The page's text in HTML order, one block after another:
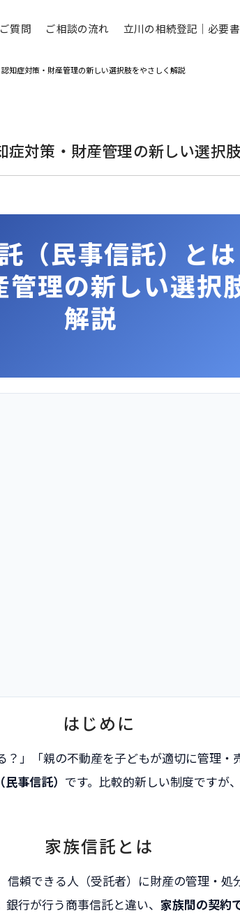
質問 ご相談の流れ 立川の相続登記｜必要
知症対策・財産管理の新しい選択肢をやさしく解説
対策・財産管理の新しい選択
（民事信託）とは
理の新しい選択
解説
はじめに
」「親の不動産を子どもが適切に管理・
事信託） です。比較的新しい制度ですが
家族信託とは
頼できる人（受託者）に財産の管理・処
行が行う商事信託と違い、 家族間の契約